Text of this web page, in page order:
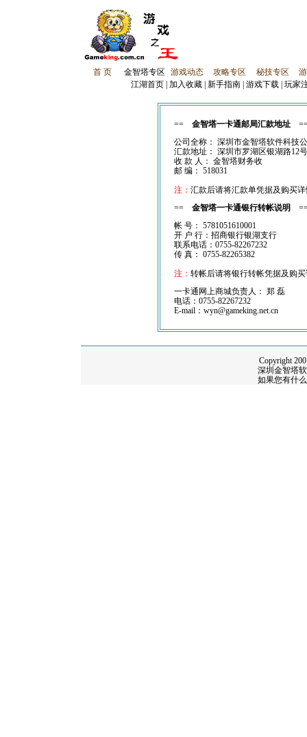
首 页 金智塔专区 游戏动态 攻略专区 秘技专区
江湖首页 加入收藏 新手指南 游戏下载 玩家
== 金智塔一卡通邮局汇款地址
公司全称： 深圳市金智塔软件科技
汇款地址： 深圳市罗湖区银湖路12
收 款 人： 金智塔财务收
邮 编： 518031
注： 汇款后请将汇款单凭据及购买详
== 金智塔一卡通银行转帐说明
帐 号： 5781051610001
开 户 行：招商银行银湖支行
联系电话：0755-82267232
传 真： 0755-82265382
注： 转帐后请将银行转帐凭据及购
一卡通网上商城负责人： 郑 磊
电话：0755-82267232
E-mail： wyn@gameking.net.cn
Copyright
深圳金智塔
如果您有什